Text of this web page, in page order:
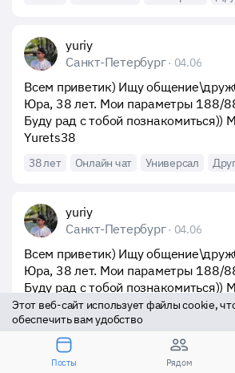
yuriy
Санкт-Петербург· 04.06
Всем приветик) Ищу
Юра, 38 лет. Мои параметры 188/
Буду рад с тобой познакомиться))
Yurets38
38 лет Онлайн чат Универсал
yuriy
Санкт-Петербург· 04.06
Всем приветик) Ищу
Юра, 38 лет. Мои параметры 188/
Буду рад с тобой познакомиться))
Yurets38
Онлайн чат
Этот веб-сайт использует файлы cookie,
обеспечить вам удобство
Посты Рядом